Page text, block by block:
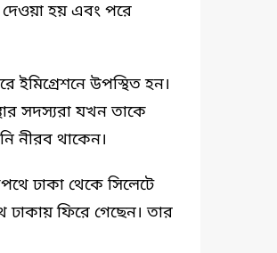
হয় এবং পরে
ইমিগ্রেশনে উপস্থিত হন।
সদস্যরা যখন তাকে
নীরব থাকেন।
ঢাকা থেকে সিলেটে
ফিরে গেছেন। তার